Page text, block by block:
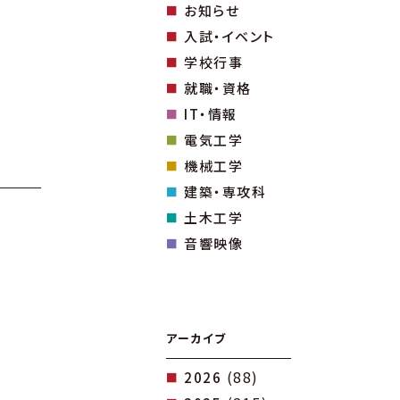
お知らせ
入試・イベント
学校行事
就職・資格
IT・情報
電気工学
機械工学
建築・専攻科
土木工学
音響映像
アーカイブ
2026 (88)